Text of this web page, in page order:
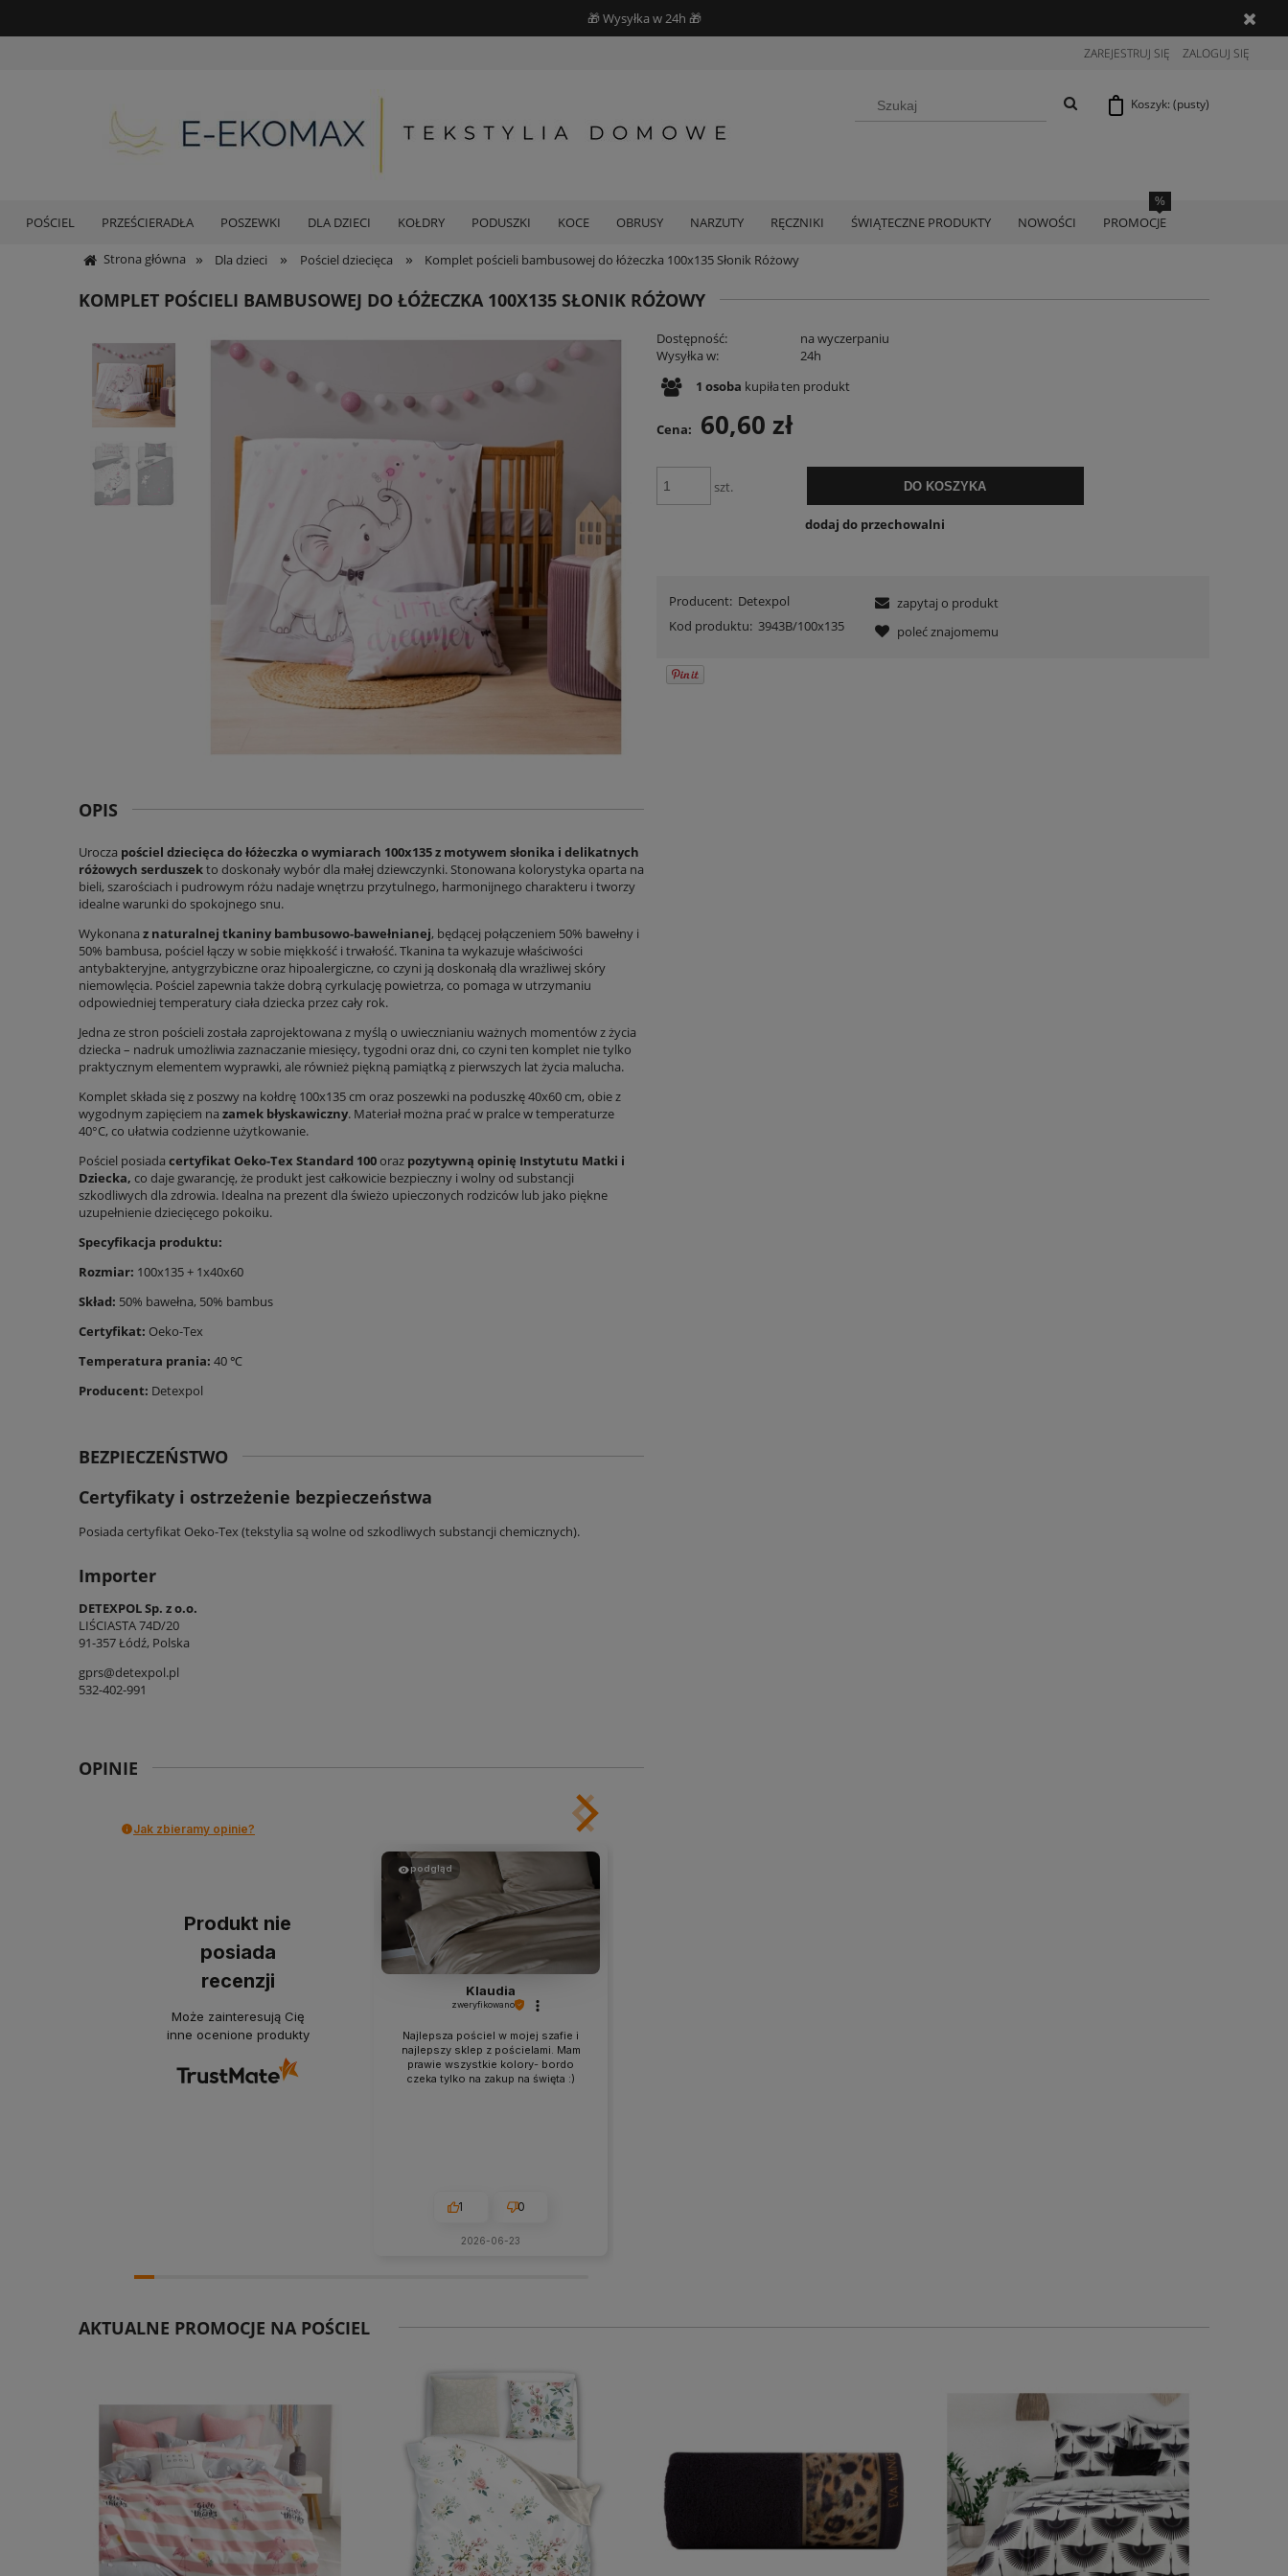
🎁 Wysyłka w 24h 🎁
ZAREJESTRUJ SIĘ ZALOGUJ SIĘ
Koszyk: (pusty)
POŚCIEL PRZEŚCIERADŁA POSZEWKI DLA DZIECI KOŁDRY PODUSZKI KOCE OBRUSY NARZUTY RĘCZNIKI ŚWIĄTECZNE PRODUKTY NOWOŚCI PROMOCJE
Strona główna » Dla dzieci » Pościel dziecięca » Komplet pościeli bambusowej do łóżeczka 100x135 Słonik Różowy
KOMPLET POŚCIELI BAMBUSOWEJ DO ŁÓŻECZKA 100X135 SŁONIK RÓŻOWY
Dostępność:
na wyczerpaniu
Wysyłka w:
24h
1 osoba kupiłaten produkt
Cena: 60,60 zł
szt. DO KOSZYKA
dodaj do przechowalni
Producent: Detexpol
Kod produktu: 3943B/100x135
zapytaj o produkt
poleć znajomemu
OPIS
Urocza pościel dziecięca do łóżeczka o wymiarach 100x135 z motywem słonika i delikatnych
różowych serduszekto doskonały wybór dla małej dziewczynki. Stonowana kolorystyka oparta na
bieli, szarościach i pudrowym różu nadaje wnętrzu przytulnego, harmonijnego charakteru i tworzy
idealne warunki do spokojnego snu.
Wykonana z naturalnej tkaniny bambusowo-bawełnianej, będącej połączeniem 50% bawełny i
50% bambusa, pościel łączy w sobie miękkość i trwałość. Tkanina ta wykazuje właściwości
antybakteryjne, antygrzybiczne oraz hipoalergiczne, co czyni ją doskonałą dla wrażliwej skóry
niemowlęcia. Pościel zapewnia także dobrą cyrkulację powietrza, co pomaga w utrzymaniu
odpowiedniej temperatury ciała dziecka przez cały rok.
Jedna ze stron pościeli została zaprojektowana z myślą o uwiecznianiu ważnych momentów z życia
dziecka – nadruk umożliwia zaznaczanie miesięcy, tygodni oraz dni, co czyni ten komplet nie tylko
praktycznym elementem wyprawki, ale również piękną pamiątką z pierwszych lat życia malucha.
Komplet składa się z poszwy na kołdrę 100x135 cm oraz poszewki na poduszkę 40x60 cm, obie z
wygodnym zapięciem na zamek błyskawiczny. Materiał można prać w pralce w temperaturze
40°C, co ułatwia codzienne użytkowanie.
Pościel posiada certyfikat Oeko-Tex Standard 100oraz pozytywną opinię Instytutu Matki i
Dziecka, co daje gwarancję, że produkt jest całkowicie bezpieczny i wolny od substancji
szkodliwych dla zdrowia. Idealna na prezent dla świeżo upieczonych rodziców lub jako piękne
uzupełnienie dziecięcego pokoiku.
Specyfikacja produktu:
Rozmiar: 100x135 + 1x40x60
Skład: 50% bawełna, 50% bambus
Certyfikat: Oeko-Tex
Temperatura prania: 40 ℃
Producent: Detexpol
BEZPIECZEŃSTWO
Certyfikaty i ostrzeżenie bezpieczeństwa
Posiada certyfikat Oeko-Tex (tekstylia są wolne od szkodliwych substancji chemicznych).
Importer
DETEXPOL Sp. z o.o.
LIŚCIASTA 74D/20
91-357 Łódź, Polska
gprs@detexpol.pl
532-402-991
OPINIE
Jak zbieramy opinie?
Produkt nie
posiada
recenzji
Może zainteresują Cię
inne ocenione produkty
podgląd
Klaudia
zweryfikowano
Najlepsza pościel w mojej szafie i
najlepszy sklep z pościelami. Mam
prawie wszystkie kolory- bordo
czeka tylko na zakup na święta :)
1 0
2026-06-23
AKTUALNE PROMOCJE NA POŚCIEL